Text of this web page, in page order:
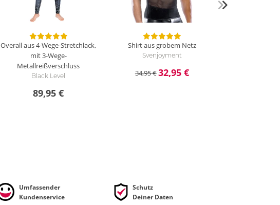
Overall aus 4-Wege-Stretchlack,
mit 3-Wege-
Metallreißverschluss
Black Level
89,95 €
Shirt aus grobem Netz
Svenjoyment
34,95 €32,95 €
Umfassender
Kundenservice
Schutz
Deiner Daten